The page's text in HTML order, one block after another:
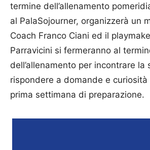
termine dell’allenamento
al PalaSojourner, organizzerà un
Coach Franco Ciani ed il
Parravicini si fermeranno al
dell’allenamento per incontrare la
rispondere a domande e
prima settimana di preparazione.